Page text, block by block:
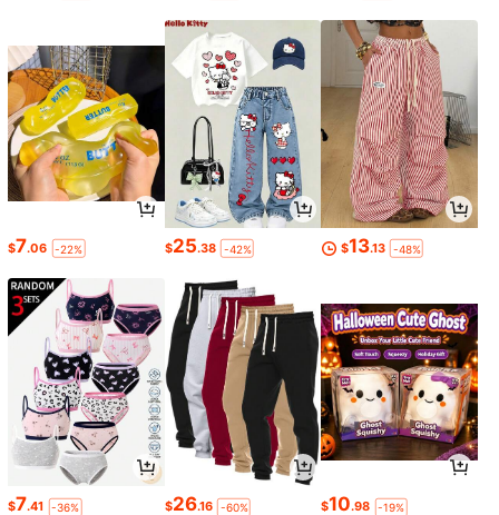
$7.06 -22% $25.38 -42% $13.13 -48%
$7.41 -36% $26.16 -60% $10.98 -19%